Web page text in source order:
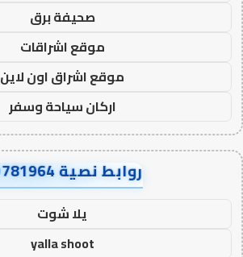
صحيفة برق
موقع اشراقات
موقع اشراق اون لاين
اركان سياحة وسفر
روابط نصية FD781964
يلا شوت
yalla shoot